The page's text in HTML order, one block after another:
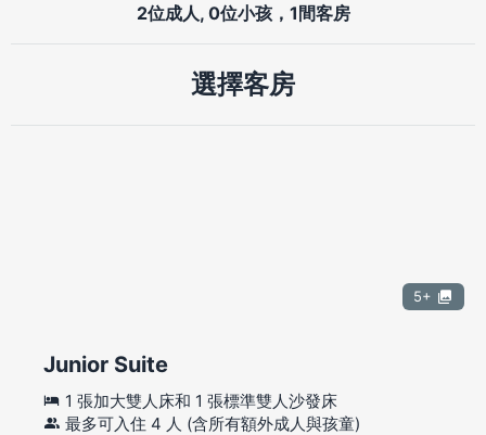
2位成人, 0位小孩，1間客房
選擇客房
5+
Junior Suite
1 張加大雙人床和 1 張標準雙人沙發床
最多可入住 4 人 (含所有額外成人與孩童)